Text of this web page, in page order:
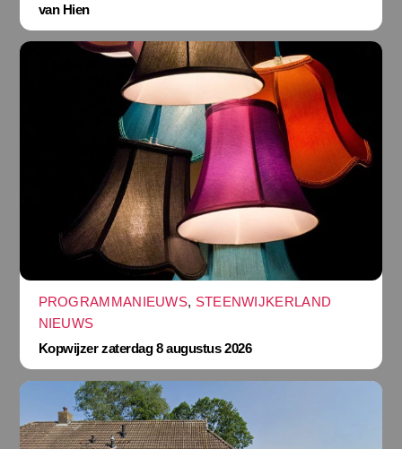
van Hien
PROGRAMMANIEUWS, STEENWIJKERLAND
NIEUWS
Kopwijzer zaterdag 8 augustus 2026